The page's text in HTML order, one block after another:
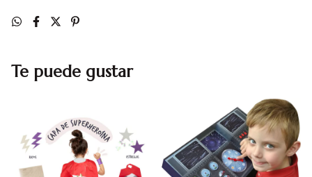
Te puede gustar